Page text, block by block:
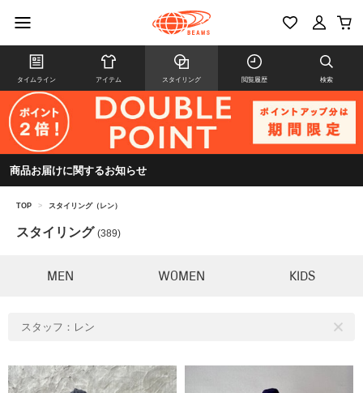
タイムライン アイテム スタイリング 閲覧履歴 検索
商品お届けに関するお知らせ
TOP > スタイリング（レン）
スタイリング (389)
MEN WOMEN KIDS
スタッフ：レン